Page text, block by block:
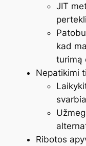
JIT
kad
turimą
Nepatikimi
Ribotos